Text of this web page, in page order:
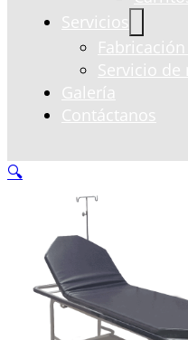
Servicios
Servicio
Galería
Contáctanos
🔍